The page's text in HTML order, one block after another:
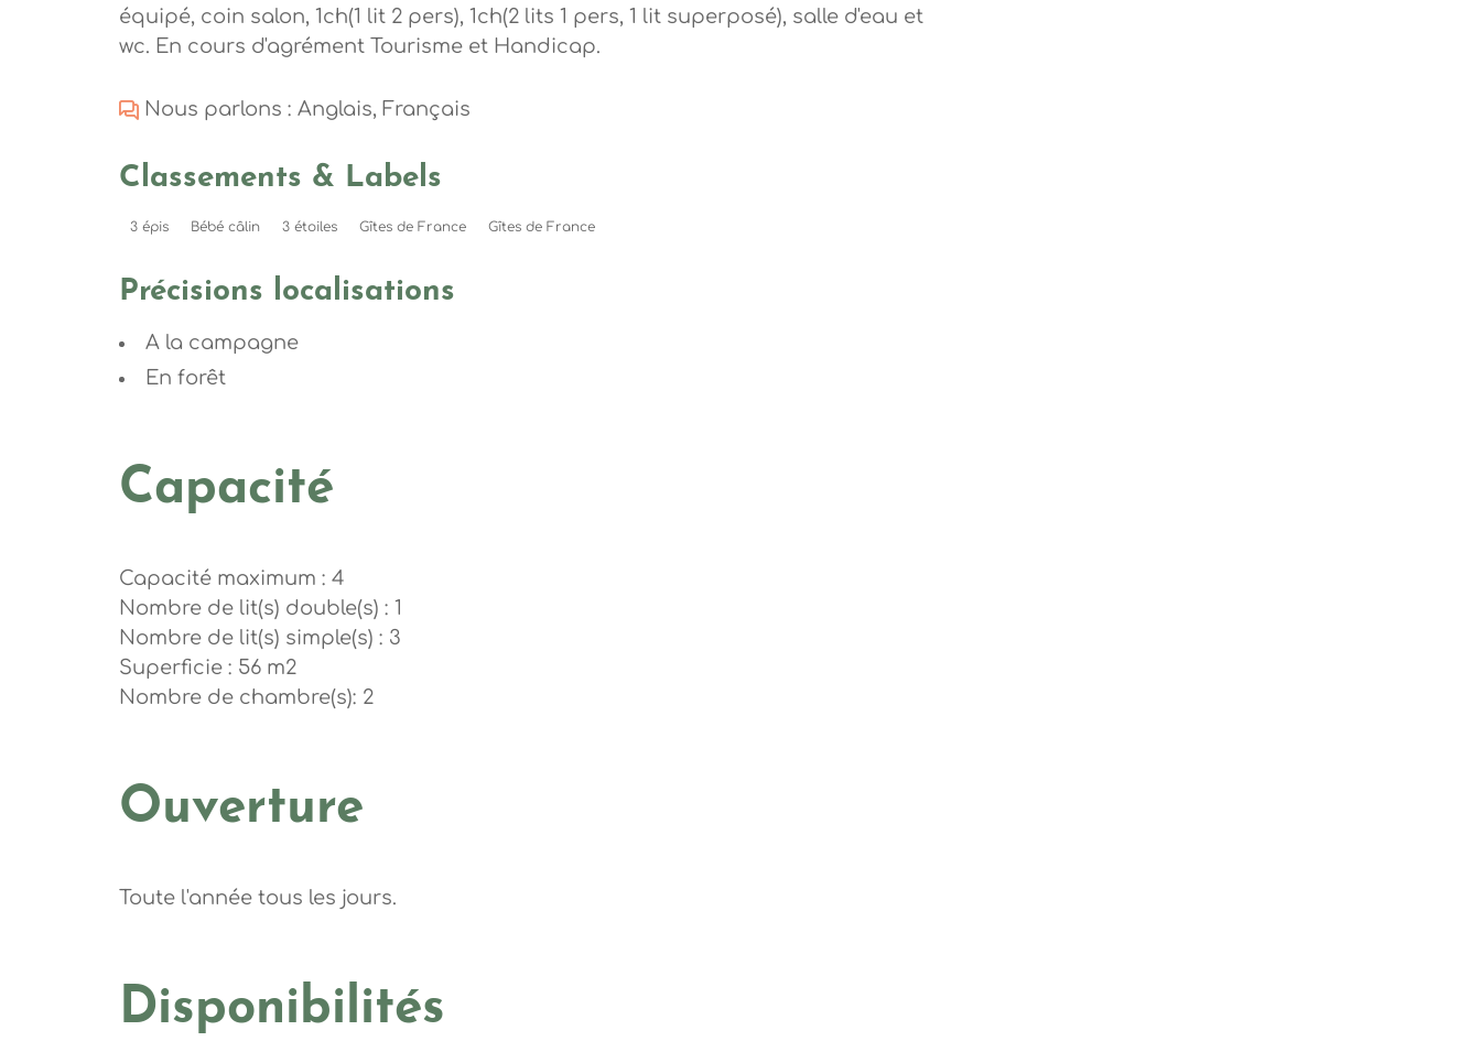
équipé, coin salon, 1ch(1 lit 2 pers), 1ch(2 lits 1 pers, 1 lit superposé), salle d'eau et
wc. En cours d'agrément Tourisme et Handicap.
Nous parlons : Anglais, Français
Classements & Labels
3 épis Bébé câlin 3 étoiles Gîtes de France Gîtes de France
Précisions localisations
A la campagne
En forêt
Capacité
Capacité maximum : 4
Nombre de lit(s) double(s) : 1
Nombre de lit(s) simple(s) : 3
Superficie : 56 m2
Nombre de chambre(s): 2
Ouverture
Toute l'année tous les jours.
Disponibilités